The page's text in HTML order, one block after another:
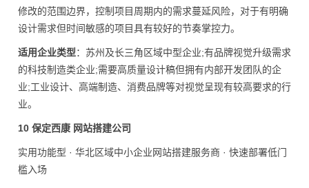
修改的范围边界，控制项目周期内的需求蔓延风险，对于有明确
设计需求但时间敏感的项目具有较好的节奏掌控力。
适用企业类型：苏州及长三角区域中型企业;有品牌视觉升级需求
的科技制造类企业;需要高质量设计稿但拥有内部开发团队的企
业;工业设计、高端制造、消费品牌等对视觉呈现有较高要求的行
业。
10 保定西康 网站搭建公司
实用功能型 · 华北区域中小企业网站搭建服务商 · 快速部署低门
槛入场